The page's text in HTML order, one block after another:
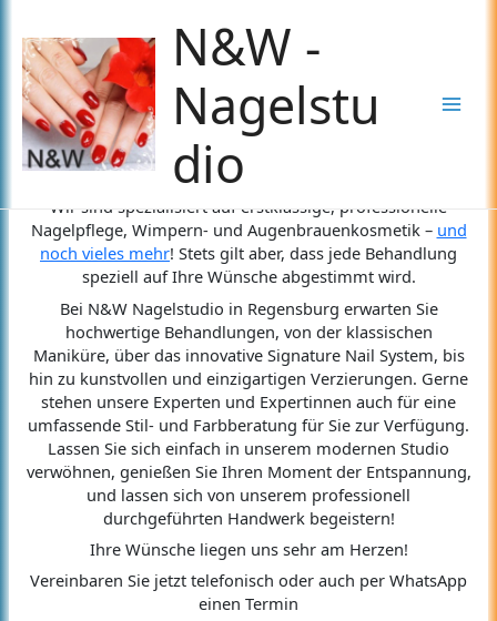
Inhalt
springen
N&W -
Nagelstu
dio
Ihr professionelles Nagel- und
Wimpernstudio in Regensburg!
Suchen Sie nicht mehr nach einem Nagelstudio – sondern
entdecken Sie es mit uns!
Wir sind spezialisiert auf erstklassige, professionelle
Nagelpflege, Wimpern- und Augenbrauenkosmetik – und
noch vieles mehr! Stets gilt aber, dass jede Behandlung
speziell auf Ihre Wünsche abgestimmt wird.
Bei N&W Nagelstudio in Regensburg erwarten Sie
hochwertige Behandlungen, von der klassischen
Maniküre, über das innovative Signature Nail System, bis
hin zu kunstvollen und einzigartigen Verzierungen. Gerne
stehen unsere Experten und Expertinnen auch für eine
umfassende Stil- und Farbberatung für Sie zur Verfügung.
Lassen Sie sich einfach in unserem modernen Studio
verwöhnen, genießen Sie Ihren Moment der Entspannung,
und lassen sich von unserem professionell
durchgeführten Handwerk begeistern!
Ihre Wünsche liegen uns sehr am Herzen!
Vereinbaren Sie jetzt telefonisch oder auch per WhatsApp
einen Termin